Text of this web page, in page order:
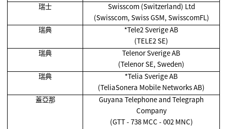
瑞士
Swisscom (Switzerland) Ltd
(Swisscom, Swiss GSM, SwisscomFL)
瑞典
*Tele2 Sverige AB
(TELE2 SE)
瑞典
Telenor Sverige AB
(Telenor SE, Sweden)
瑞典
*Telia Sverige AB
(TeliaSonera Mobile Networks AB)
蓋亞那
Guyana Telephone and Telegraph
Company
(GTT - 738 MCC - 002 MNC)